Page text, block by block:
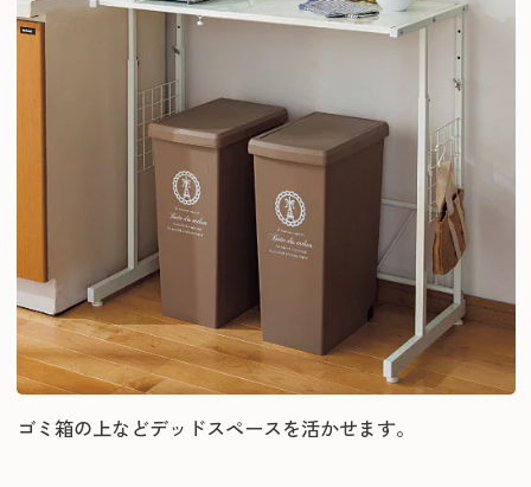
ゴミ箱の上などデッドスペースを活かせます。